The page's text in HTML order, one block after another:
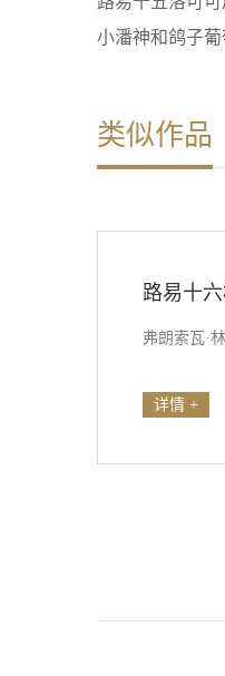
小潘神和鸽子
类似作品
弗朗索瓦·
详情 +